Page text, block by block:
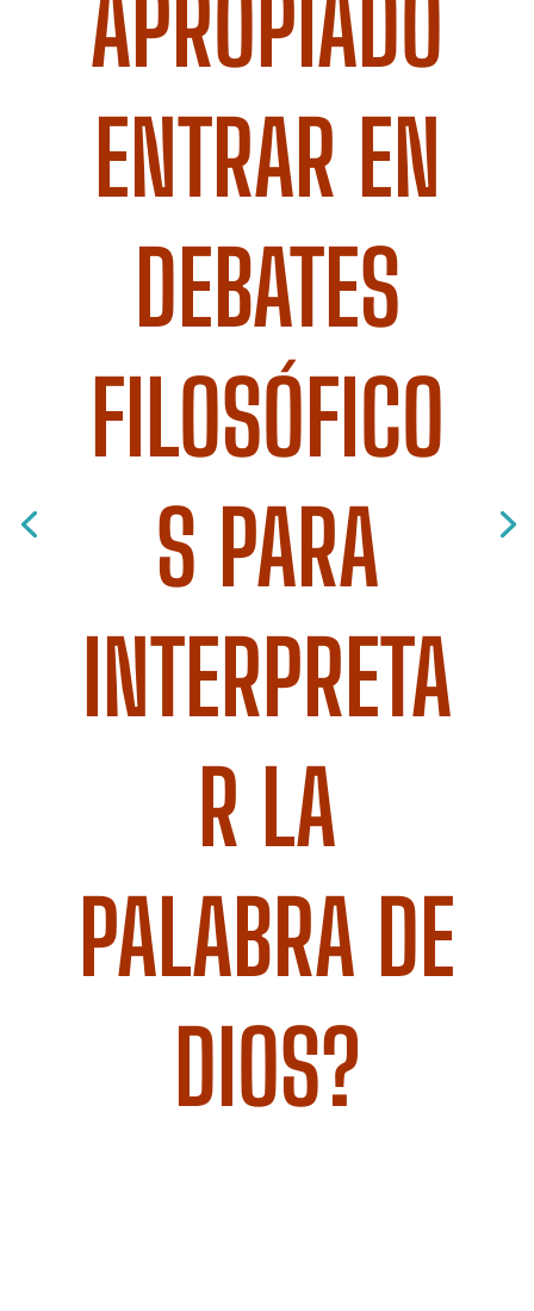
APROPIADO
ENTRAR EN
DEBATES
FILOSÓFICO
S PARA
INTERPRETA
R LA
PALABRA DE
DIOS?